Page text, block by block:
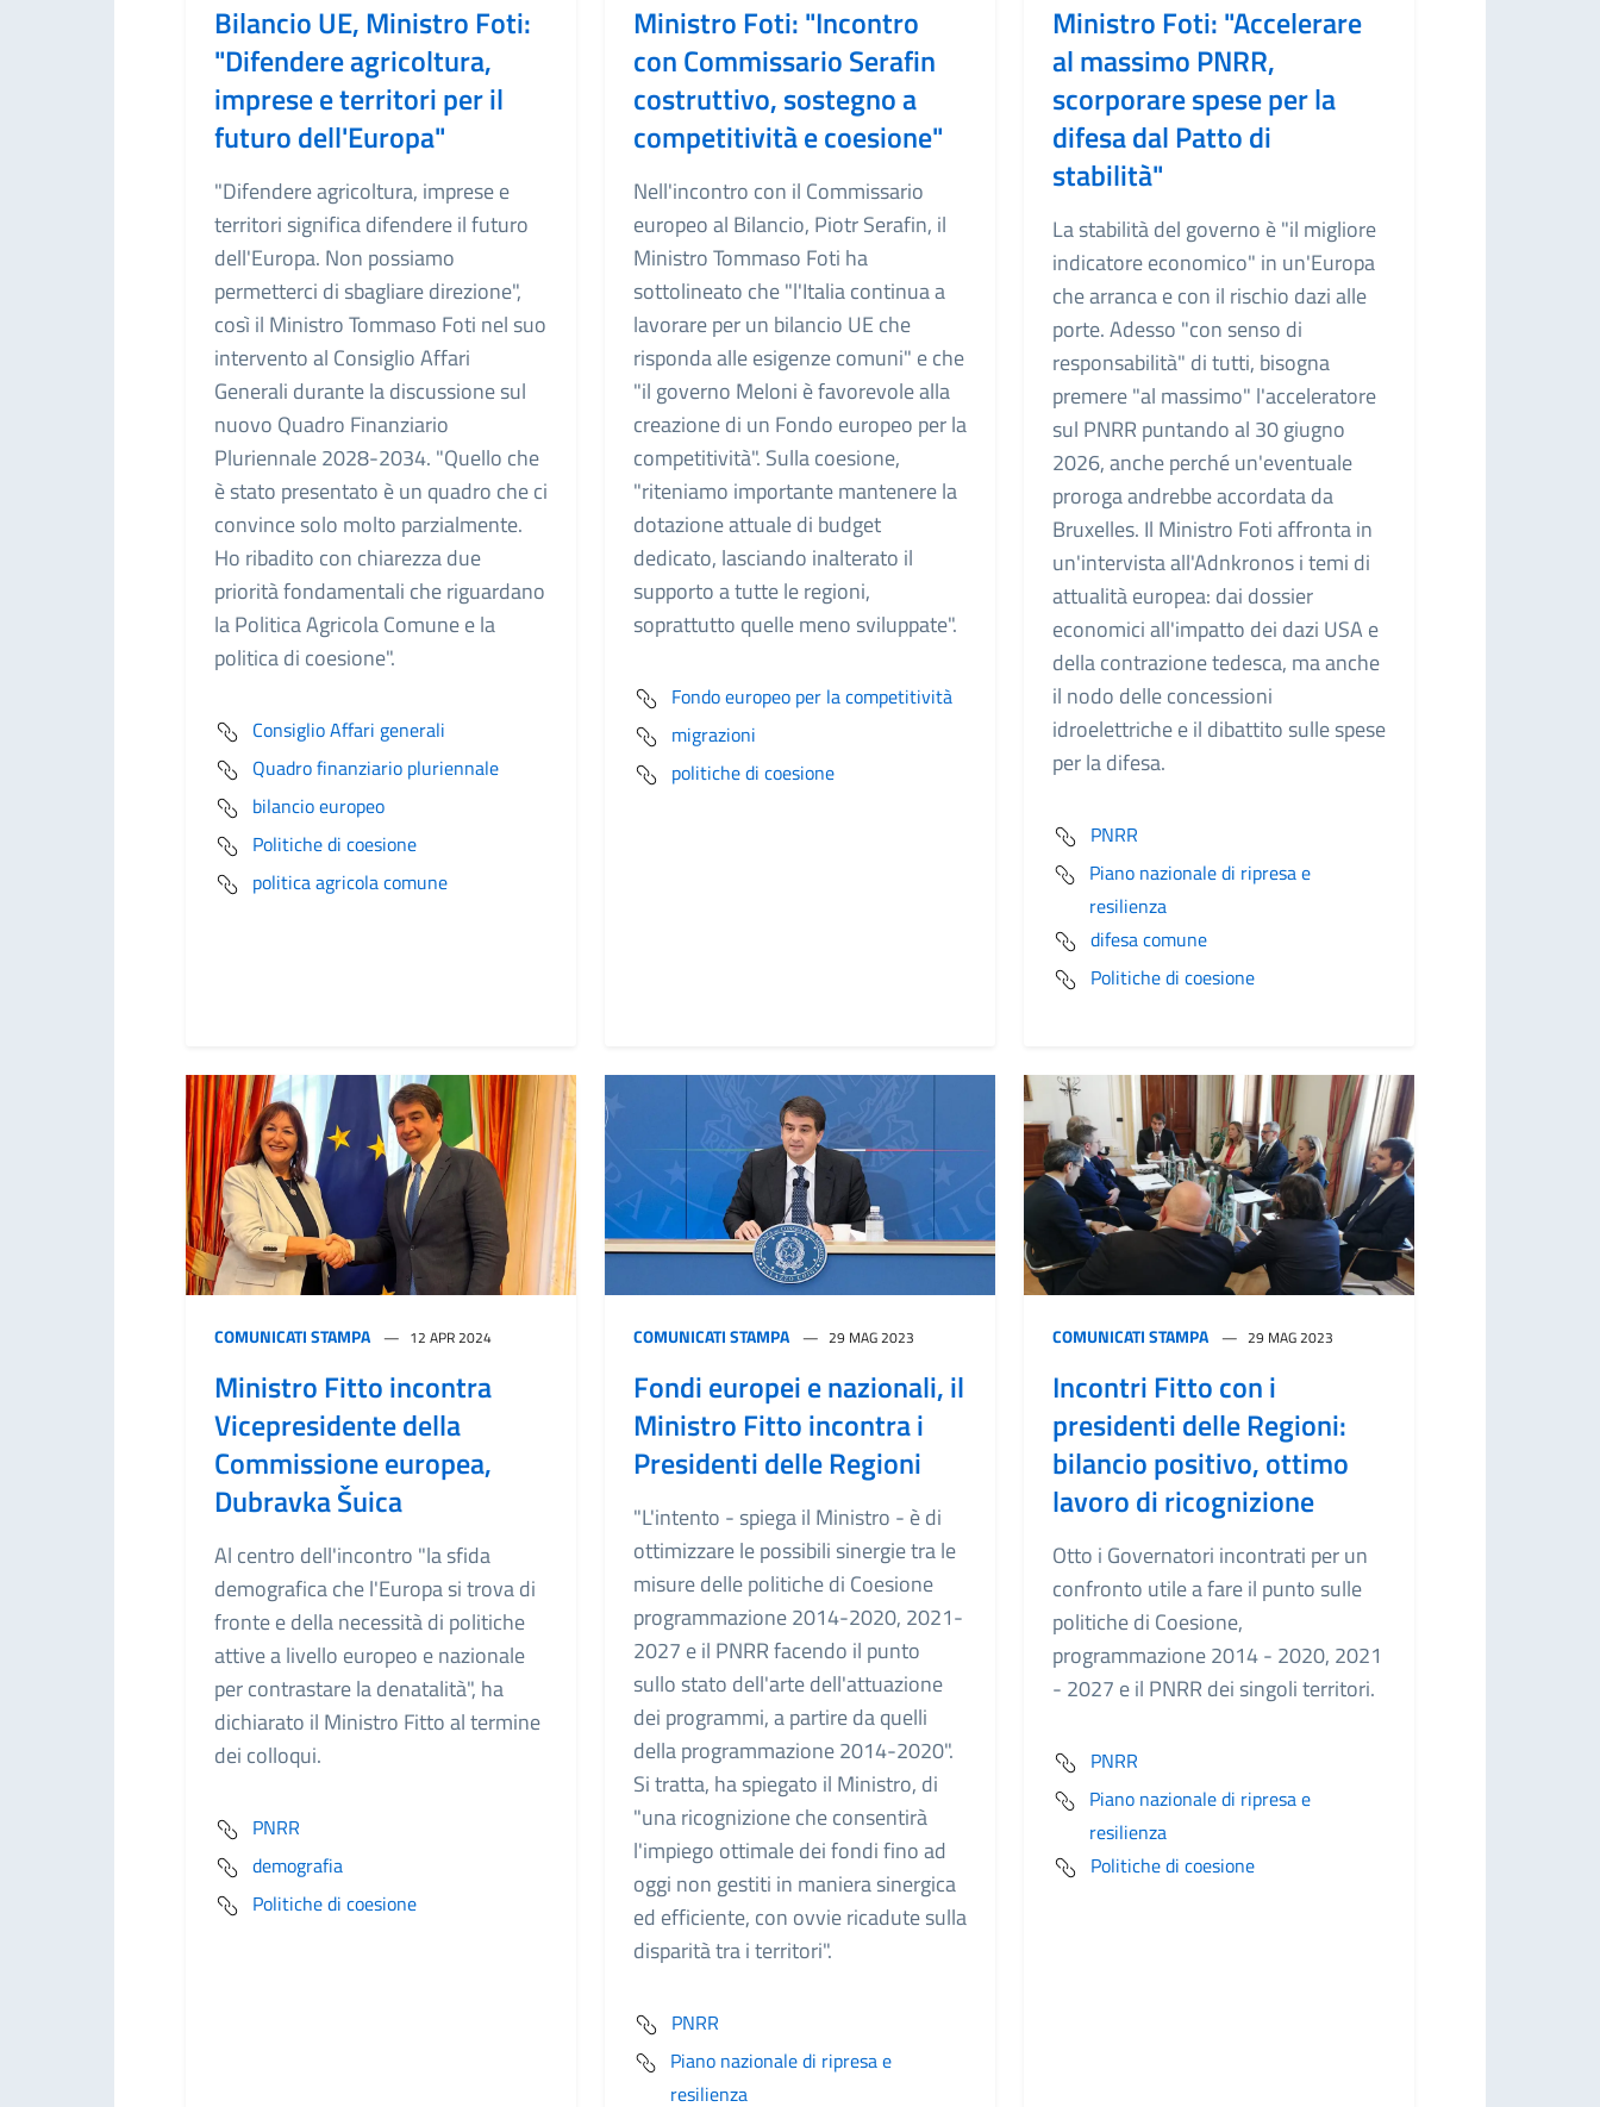
Bilancio UE, Ministro Foti:
"Difendere agricoltura,
imprese e territori per il
futuro dell'Europa"
"Difendere agricoltura, imprese e
territori significa difendere il futuro
dell'Europa. Non possiamo
permetterci di sbagliare direzione",
così il Ministro Tommaso Foti nel suo
intervento al Consiglio Affari
Generali durante la discussione sul
nuovo Quadro Finanziario
Pluriennale 2028-2034. "Quello che
è stato presentato è un quadro che ci
convince solo molto parzialmente.
Ho ribadito con chiarezza due
priorità fondamentali che riguardano
la Politica Agricola Comune e la
politica di coesione".
Consiglio Affari generali
Quadro finanziario pluriennale
bilancio europeo
Politiche di coesione
politica agricola comune
Ministro Foti: "Incontro
con Commissario Serafin
costruttivo, sostegno a
competitività e coesione"
Nell'incontro con il Commissario
europeo al Bilancio, Piotr Serafin, il
Ministro Tommaso Foti ha
sottolineato che "l'Italia continua a
lavorare per un bilancio UE che
risponda alle esigenze comuni" e che
"il governo Meloni è favorevole alla
creazione di un Fondo europeo per la
competitività". Sulla coesione,
"riteniamo importante mantenere la
dotazione attuale di budget
dedicato, lasciando inalterato il
supporto a tutte le regioni,
soprattutto quelle meno sviluppate".
Fondo europeo per la competitività
migrazioni
politiche di coesione
Ministro Foti: "Accelerare
al massimo PNRR,
scorporare spese per la
difesa dal Patto di
stabilità"
La stabilità del governo è "il migliore
indicatore economico" in un'Europa
che arranca e con il rischio dazi alle
porte. Adesso "con senso di
responsabilità" di tutti, bisogna
premere "al massimo" l'acceleratore
sul PNRR puntando al 30 giugno
2026, anche perché un'eventuale
proroga andrebbe accordata da
Bruxelles. Il Ministro Foti affronta in
un'intervista all'Adnkronos i temi di
attualità europea: dai dossier
economici all'impatto dei dazi USA e
della contrazione tedesca, ma anche
il nodo delle concessioni
idroelettriche e il dibattito sulle spese
per la difesa.
PNRR
Piano nazionale di ripresa e
resilienza
difesa comune
Politiche di coesione
COMUNICATI STAMPA 12 APR 2024
Ministro Fitto incontra
Vicepresidente della
Commissione europea,
Dubravka Šuica
Al centro dell'incontro "la sfida
demografica che l'Europa si trova di
fronte e della necessità di politiche
attive a livello europeo e nazionale
per contrastare la denatalità", ha
dichiarato il Ministro Fitto al termine
dei colloqui.
PNRR
demografia
Politiche di coesione
COMUNICATI STAMPA 29 MAG 2023
Fondi europei e nazionali, il
Ministro Fitto incontra i
Presidenti delle Regioni
"L'intento - spiega il Ministro - è di
ottimizzare le possibili sinergie tra le
misure delle politiche di Coesione
programmazione 2014-2020, 2021-
2027 e il PNRR facendo il punto
sullo stato dell'arte dell'attuazione
dei programmi, a partire da quelli
della programmazione 2014-2020".
Si tratta, ha spiegato il Ministro, di
"una ricognizione che consentirà
l'impiego ottimale dei fondi fino ad
oggi non gestiti in maniera sinergica
ed efficiente, con ovvie ricadute sulla
disparità tra i territori".
PNRR
Piano nazionale di ripresa e
resilienza
COMUNICATI STAMPA 29 MAG 2023
Incontri Fitto con i
presidenti delle Regioni:
bilancio positivo, ottimo
lavoro di ricognizione
Otto i Governatori incontrati per un
confronto utile a fare il punto sulle
politiche di Coesione,
programmazione 2014 - 2020, 2021
- 2027 e il PNRR dei singoli territori.
PNRR
Piano nazionale di ripresa e
resilienza
Politiche di coesione